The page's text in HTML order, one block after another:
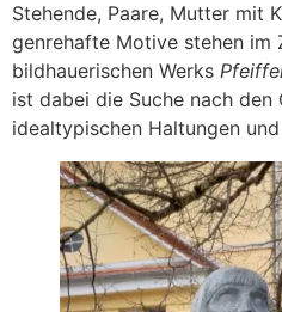
Stehende, Paare, Mutter mit
genrehafte Motive stehen im
bildhauerischen Werks
ist dabei die Suche nach den
idealtypischen Haltungen